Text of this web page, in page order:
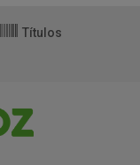
Títulos